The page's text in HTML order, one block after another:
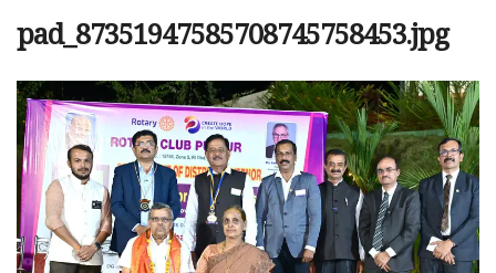
pad_87351947585708745758453.jpg